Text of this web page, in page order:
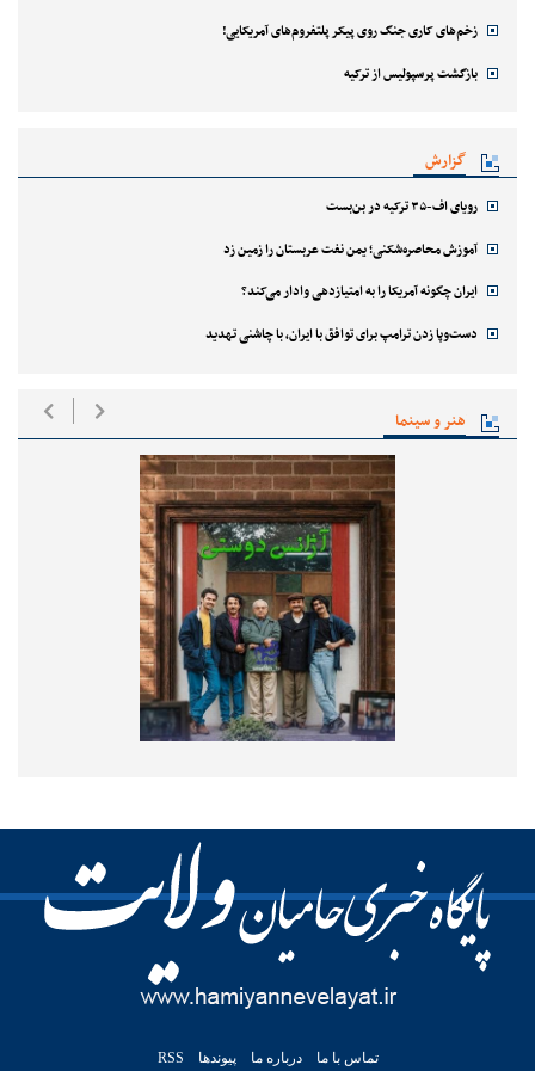
زخم‌های کاری جنگ روی پیکر پلتفروم‌های آمریکایی!
بازگشت پرسپولیس از ترکیه
گزارش
رویای اف-۳۵ ترکیه در بن‌بست
آموزش محاصره‌شکنی؛ یمن نفت عربستان را زمین زد
ایران چگونه آمریکا را به امتیازدهی وادار می‌کند؟
دست‌وپا زدن ترامپ برای توافق با ایران، با چاشنی تهدید
هنر و سینما
تماس با ما درباره ما پیوندها RSS